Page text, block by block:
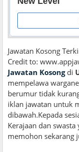
Jawatan Kosong
Credit to:
Jawatan Kosongdi
mempelawa
berumur tidak
iklan jawatan untuk
dibawah.Kepada
Kerajaan dan
memohon sekarang